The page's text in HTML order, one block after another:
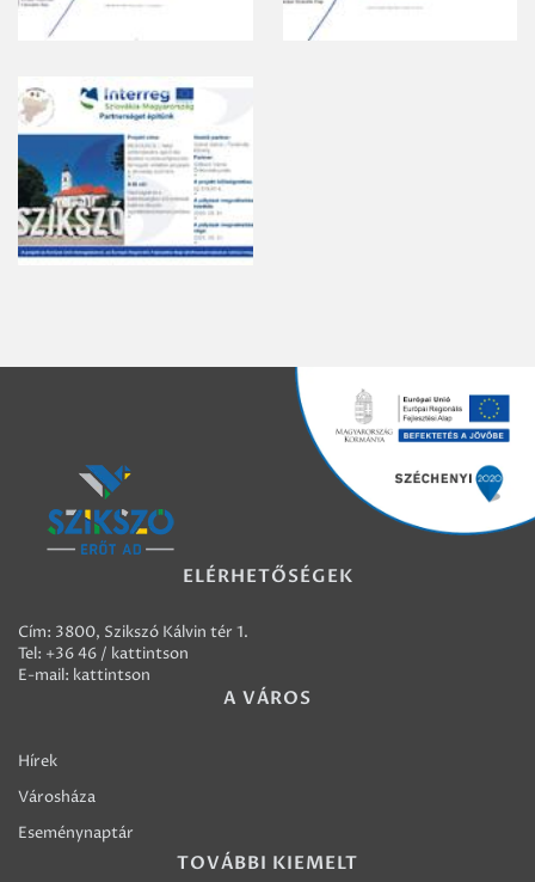
ELÉRHETŐSÉGEK
Cím: 3800, Szikszó Kálvin tér 1.
Tel: +36 46 / kattintson
E-mail: kattintson
A VÁROS
Hírek
Városháza
Eseménynaptár
TOVÁBBI KIEMELT